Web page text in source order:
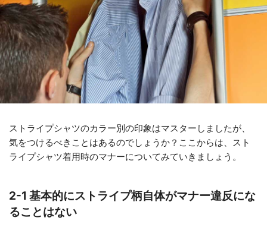
ストライプシャツのカラー別の印象はマスターしましたが、
気をつけるべきことはあるのでしょうか？ここからは、スト
ライプシャツ着用時のマナーについてみていきましょう。
2-1 基本的にストライプ柄自体がマナー違反にな
ることはない